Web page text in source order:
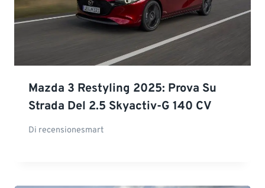
Mazda 3 Restyling 2025: Prova Su
Strada Del 2.5 Skyactiv-G 140 CV
Di recensionesmart